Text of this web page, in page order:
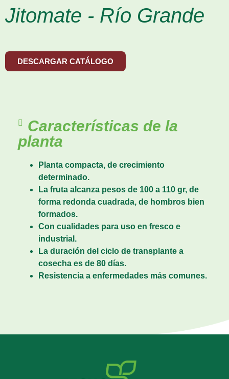
Jitomate - Río Grande
DESCARGAR CATÁLOGO
Características de la
planta
Planta compacta, de crecimiento
determinado.
La fruta alcanza pesos de 100 a 110 gr, de
forma redonda cuadrada, de hombros bien
formados.
Con cualidades para uso en fresco e
industrial.
La duración del ciclo de transplante a
cosecha es de 80 días.
Resistencia a enfermedades más comunes.